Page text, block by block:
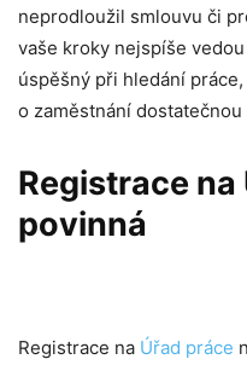
neprodloužil smlouvu či
vaše kroky nejspíše
úspěšný při hledání
o zaměstnání
Registrace
povinná
Registrace na Úřad práce